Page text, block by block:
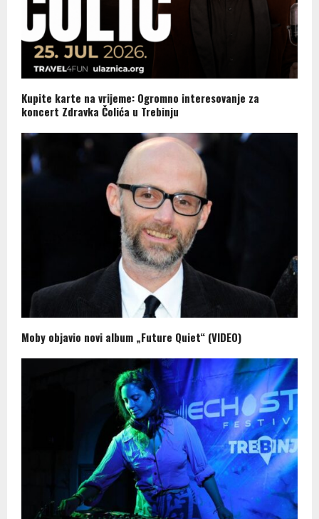
Kupite karte na vrijeme: Ogromno interesovanje za
koncert Zdravka Čolića u Trebinju
Moby objavio novi album „Future Quiet“ (VIDEO)